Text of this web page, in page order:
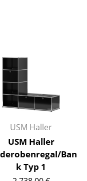
USM Haller
USM Haller
Ban
k Typ 1